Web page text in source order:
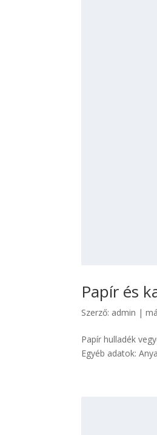
Papír és
Szerző: admin |
Papír hulladék
Egyéb adatok: